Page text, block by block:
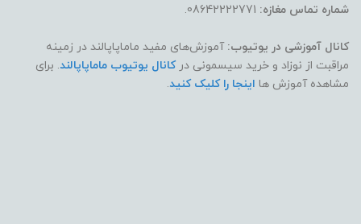
شماره تماس مغازه:
کانال آموزشی در یوتیوب: آموزش‌های مفید ماماپاپالند در زمینه
مراقبت از نوزاد و خرید سیسمونی درکانال یوتیوب ماماپاپالند. برای
مشاهده آموزش ها اینجا را کلیک کنید.